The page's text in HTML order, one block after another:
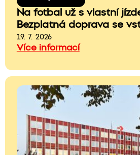
Na fotbal už s vlastní
Bezplatná doprava se
19. 7. 2026
Více informací